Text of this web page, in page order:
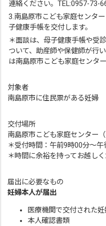
連絡ください。TEL:0957-73-
3.南島原市こども家庭センタ
子健康手帳を交付します。
＊面談は、母子健康手帳や受
ついて、助産師や保健師が行
は南島原市こども家庭センタ
対象者
南島原市に住民票がある妊婦
交付場所
南島原市こども家庭センター
＊受付時間：午前9時00分～
＊時間に余裕を持ってお越し
届出に必要なもの
妊婦本人が届出
医療機関で交付された妊
本人確認書類